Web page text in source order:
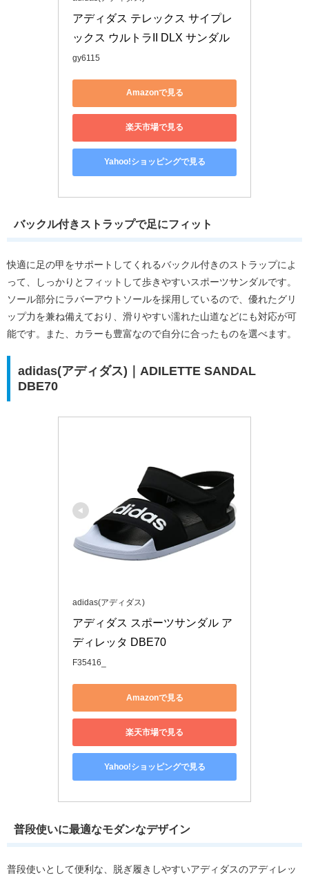
アディダス テレックス サイプレ
ックス ウルトラII DLX サンダル
gy6115
Amazonで見る
楽天市場で見る
Yahoo!ショッピングで見る
バックル付きストラップで足にフィット
快適に足の甲をサポートしてくれるバックル付きのストラップによ
って、しっかりとフィットして歩きやすいスポーツサンダルです。
ソール部分にラバーアウトソールを採用しているので、優れたグリ
ップ力を兼ね備えており、滑りやすい濡れた山道などにも対応が可
能です。また、カラーも豊富なので自分に合ったものを選べます。
adidas(アディダス)｜ADILETTE SANDAL
DBE70
adidas(アディダス)
アディダス スポーツサンダル ア
ディレッタ DBE70
F35416_
Amazonで見る
楽天市場で見る
Yahoo!ショッピングで見る
普段使いに最適なモダンなデザイン
普段使いとして便利な、脱ぎ履きしやすいアディダスのアディレッ